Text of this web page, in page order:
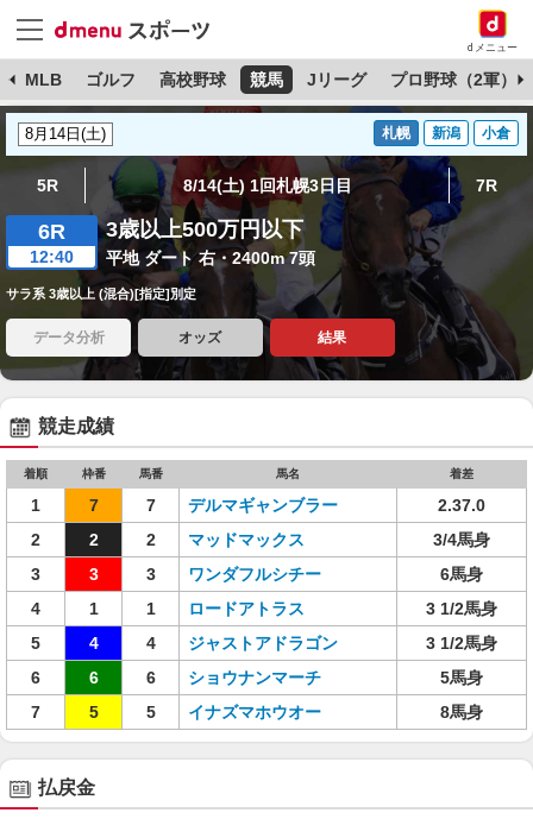
dメニュー
MLB ゴルフ 高校野球 競馬 Jリーグ プロ野球（2軍）
札幌 新潟 小倉
5R 8/14(土) 1回札幌3日目 7R
6R
12:40
3歳以上500万円以下
平地 ダート 右・2400m 7頭
サラ系 3歳以上 (混合)[指定]別定
データ分析 オッズ 結果
競走成績
着順 枠番 馬番 馬名 着差
1 7 7 デルマギャンブラー
2.37.0
2
2 2 マッドマックス
3/4馬身
3
3 3 ワンダフルシチー
6馬身
4
1 1 ロードアトラス
3 1/2馬身
5
4 4 ジャストアドラゴン
3 1/2馬身
6
6 6 ショウナンマーチ
5馬身
7
5 5 イナズマホウオー 8馬身
払戻金